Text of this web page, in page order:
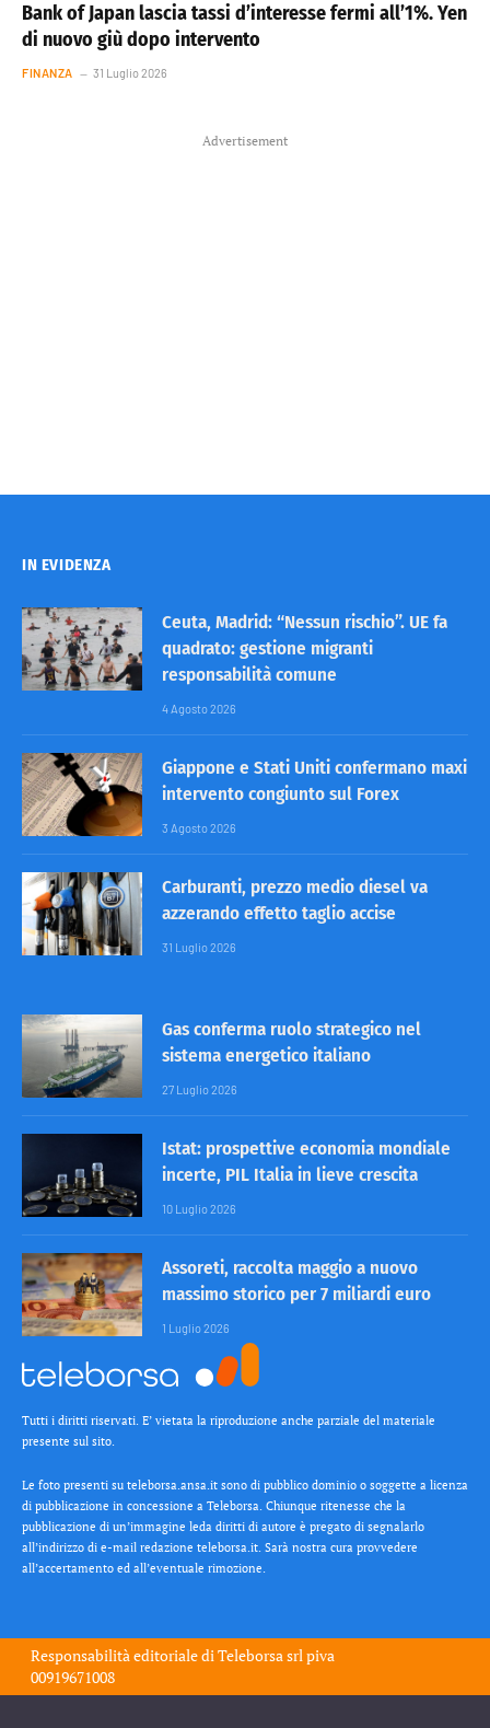
Bank of Japan lascia tassi d’interesse fermi all’1%. Yen
di nuovo giù dopo intervento
FINANZA 31 Luglio 2026
Advertisement
IN EVIDENZA
Ceuta, Madrid: “Nessun rischio”. UE fa
quadrato: gestione migranti
responsabilità comune
4 Agosto 2026
Giappone e Stati Uniti confermano maxi
intervento congiunto sul Forex
3 Agosto 2026
Carburanti, prezzo medio diesel va
azzerando effetto taglio accise
31 Luglio 2026
Gas conferma ruolo strategico nel
sistema energetico italiano
27 Luglio 2026
Istat: prospettive economia mondiale
incerte, PIL Italia in lieve crescita
10 Luglio 2026
Assoreti, raccolta maggio a nuovo
massimo storico per 7 miliardi euro
1 Luglio 2026
Tutti i diritti riservati. E’ vietata la riproduzione anche parziale del materiale
presente sul sito.
Le foto presenti su teleborsa.ansa.it sono di pubblico dominio o soggette a licenza
di pubblicazione in concessione a Teleborsa. Chiunque ritenesse che la
pubblicazione di un’immagine leda diritti di autore è pregato di segnalarlo
all’indirizzo di e-mail redazione teleborsa.it. Sarà nostra cura provvedere
all’accertamento ed all’eventuale rimozione.
Responsabilità editoriale diTeleborsa srlpiva
00919671008